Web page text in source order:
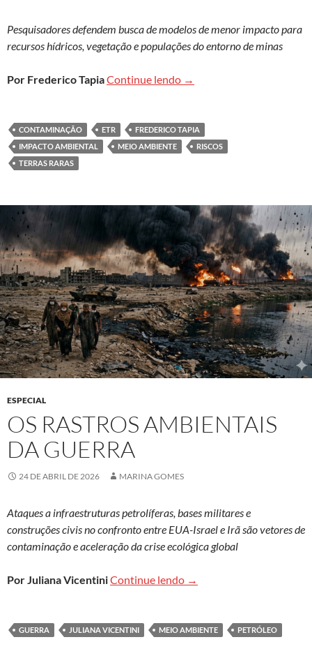
Pesquisadores defendem busca de modelos de menor impacto para
recursos hídricos, vegetação e populações do entorno de minas
Por Frederico TapiaContinue lendo Exploração de terras
→
CONTAMINAÇÃO ETR
FREDERICO TAPIA
IMPACTO AMBIENTAL
MEIO AMBIENTE
RISCOS
TERRAS RARAS
ESPECIAL
OS RASTROS AMBIENTAIS
DA GUERRA
24 DE ABRIL DE 2026 MARINA GOMES
Ataques a infraestruturas petrolíferas, bases militares e
construções civis no confronto entre EUA-Israel e Irã são vetores de
contaminação e aceleração da crise ecológica global
Por Juliana VicentiniContinue lendo Os rastros ambientais da
→
GUERRA JULIANA VICENTINI MEIO AMBIENTE PETRÓLEO